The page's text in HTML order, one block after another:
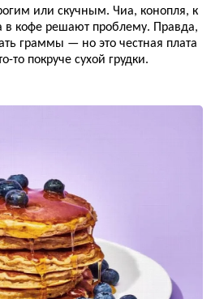
или скучным. Чиа, конопля, к
в кофе решают проблему. Правда,
граммы — но это честная плата
то покруче сухой грудки.